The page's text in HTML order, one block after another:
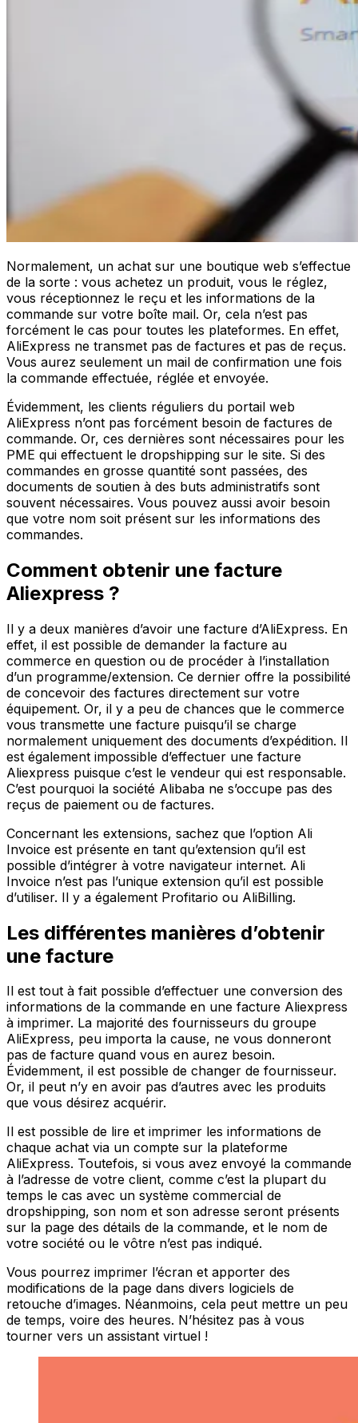
Normalement, un achat sur une boutique web s’effectue
de la sorte : vous achetez un produit, vous le réglez,
vous réceptionnez le reçu et les informations de la
commande sur votre boîte mail. Or, cela n’est pas
forcément le cas pour toutes les plateformes. En effet,
AliExpress ne transmet pas de factures et pas de reçus.
Vous aurez seulement un mail de confirmation une fois
la commande effectuée, réglée et envoyée.
Évidemment, les clients réguliers du portail web
AliExpress n’ont pas forcément besoin de factures de
commande. Or, ces dernières sont nécessaires pour les
PME qui effectuent le dropshipping sur le site. Si des
commandes en grosse quantité sont passées, des
documents de soutien à des buts administratifs sont
souvent nécessaires. Vous pouvez aussi avoir besoin
que votre nom soit présent sur les informations des
commandes.
Comment obtenir une facture
Aliexpress ?
Il y a deux manières d’avoir une facture d’AliExpress. En
effet, il est possible de demander la facture au
commerce en question ou de procéder à l’installation
d’un programme/extension. Ce dernier offre la possibilité
de concevoir des factures directement sur votre
équipement. Or, il y a peu de chances que le commerce
vous transmette une facture puisqu’il se charge
normalement uniquement des documents d’expédition. Il
est également impossible d’effectuer une facture
Aliexpress puisque c’est le vendeur qui est responsable.
C’est pourquoi la société Alibaba ne s’occupe pas des
reçus de paiement ou de factures.
Concernant les extensions, sachez que l’option Ali
Invoice est présente en tant qu’extension qu’il est
possible d’intégrer à votre navigateur internet. Ali
Invoice n’est pas l’unique extension qu’il est possible
d’utiliser. Il y a également Profitario ou AliBilling.
Les différentes manières d’obtenir
une facture
Il est tout à fait possible d’effectuer une conversion des
informations de la commande en une facture Aliexpress
à imprimer. La majorité des fournisseurs du groupe
AliExpress, peu importa la cause, ne vous donneront
pas de facture quand vous en aurez besoin.
Évidemment, il est possible de changer de fournisseur.
Or, il peut n’y en avoir pas d’autres avec les produits
que vous désirez acquérir.
Il est possible de lire et imprimer les informations de
chaque achat via un compte sur la plateforme
AliExpress. Toutefois, si vous avez envoyé la commande
à l’adresse de votre client, comme c’est la plupart du
temps le cas avec un système commercial de
dropshipping, son nom et son adresse seront présents
sur la page des détails de la commande, et le nom de
votre société ou le vôtre n’est pas indiqué.
Vous pourrez imprimer l’écran et apporter des
modifications de la page dans divers logiciels de
retouche d’images. Néanmoins, cela peut mettre un peu
de temps, voire des heures. N’hésitez pas à vous
tourner vers un assistant virtuel !